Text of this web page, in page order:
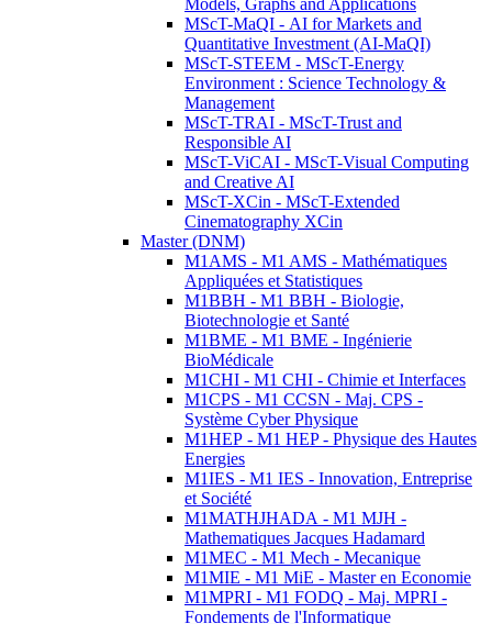
Models, Graphs and Applications
MScT-MaQI - AI for Markets and
Quantitative Investment (AI-MaQI)
MScT-STEEM - MScT-Energy
Environment : Science Technology &
Management
MScT-TRAI - MScT-Trust and
Responsible AI
MScT-ViCAI - MScT-Visual Computing
and Creative AI
MScT-XCin - MScT-Extended
Cinematography XCin
Master (DNM)
M1AMS - M1 AMS - Mathématiques
Appliquées et Statistiques
M1BBH - M1 BBH - Biologie,
Biotechnologie et Santé
M1BME - M1 BME - Ingénierie
BioMédicale
M1CHI - M1 CHI - Chimie et Interfaces
M1CPS - M1 CCSN - Maj. CPS -
Système Cyber Physique
M1HEP - M1 HEP - Physique des Hautes
Energies
M1IES - M1 IES - Innovation, Entreprise
et Société
M1MATHJHADA - M1 MJH -
Mathematiques Jacques Hadamard
M1MEC - M1 Mech - Mecanique
M1MIE - M1 MiE - Master en Economie
M1MPRI - M1 FODQ - Maj. MPRI -
Fondements de l'Informatique